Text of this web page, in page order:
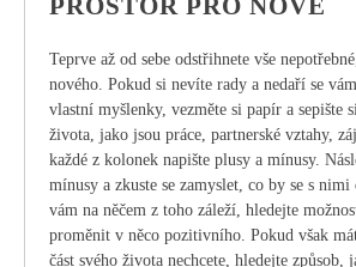
PROSTOR PRO NOVÉ
Teprve až od sebe odstřihnete vše
nového. Pokud si nevíte rady a nedaří se
vlastní myšlenky, vezměte si papír a sepište
života, jako jsou práce, partnerské vztahy,
každé z kolonek napište plusy a mínusy.
mínusy a zkuste se zamyslet, co by se s
vám na něčem z toho záleží, hledejte
proměnit v něco pozitivního. Pokud však
část svého života nechcete, hledejte způsob,